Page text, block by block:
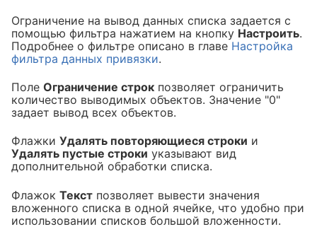
Ограничение на вывод данных списка задается с
помощью фильтра нажатием на кнопку Настроить.
Подробнее о фильтре описано в главе Настройка
фильтра данных привязки.
Поле Ограничение строк позволяет ограничить
количество выводимых объектов. Значение "0"
задает вывод всех объектов.
Флажки Удалять повторяющиеся строки и
Удалять пустые строки указывают вид
дополнительной обработки списка.
Флажок Текст позволяет вывести значения
вложенного списка в одной ячейке, что удобно при
использовании списков большой вложенности.